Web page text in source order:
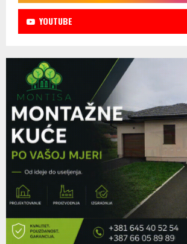
YOUTUBE